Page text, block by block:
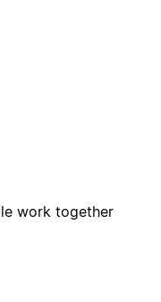
work together